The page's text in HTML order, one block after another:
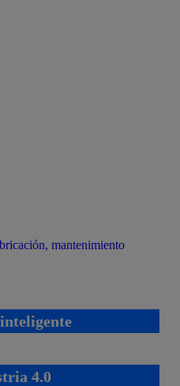
mantenimiento
4.0